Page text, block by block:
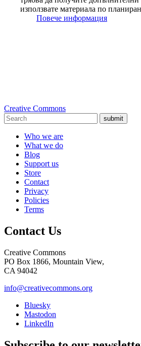
използвате материала по
Повече информация
Creative Commons
submit
Who we are
What we do
Blog
Support us
Store
Contact
Privacy
Policies
Terms
Contact Us
Creative Commons
PO Box 1866, Mountain View,
CA 94042
info@creativecommons.org
Bluesky
Mastodon
LinkedIn